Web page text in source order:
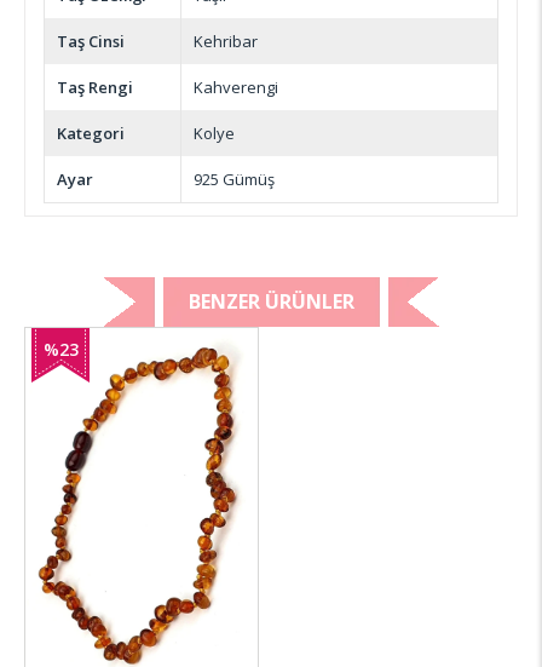
Taş Cinsi Kehribar
Taş Rengi Kahverengi
Kategori Kolye
Ayar 925 Gümüş
BENZER ÜRÜNLER
%23